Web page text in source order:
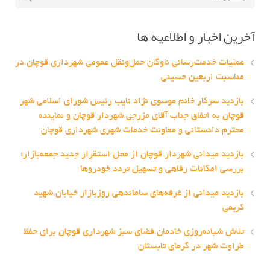
آخرین اخبار و اطلاعیه ها
عملیات خدمت‌رسانی ناوگان حمل‌ونقل عمومی شهرداری قوچان در
مناسبت اربعین حسینی
بازدید سرکار خانم موسوی نژاد نایب رئیس شورای اسلامی شهر
قوچان به اتفاق جناب آقای مزرجی شهردار قوچان و نماینده
محترم دادستانی و معاونت خدمات شهری شهرداری قوچان
بازدید میدانی شهردار قوچان از محل استقرار جدید جمعه‌بازار؛
بررسی امکانات رفاهی و تسهیل تردد خودروها
بازدید میدانی از غرفه‌های ساماندهی روزبازار خیابان شهید
کریمی
تلاش شبانه‌روزی خادمان فضای سبز شهرداری قوچان برای حفظ
طراوت شهر در گرمای تابستان